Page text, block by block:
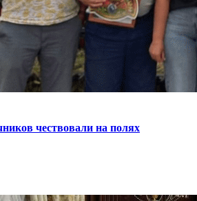
чествовали на полях